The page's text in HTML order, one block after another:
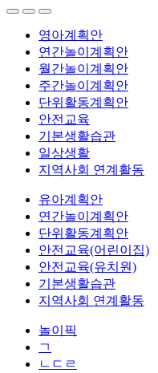
영아계획안
연간놀이계획안
월간놀이계획안
주간놀이계획안
단위활동계획안
안전교육
기본생활습관
일상생활
지역사회 연계활동
유아계획안
연간놀이계획안
단위활동계획안
안전교육(어린이집)
안전교육(유치원)
기본생활습관
지역사회 연계활동
놀이픽
ㄱ
ㄴㄷㄹ